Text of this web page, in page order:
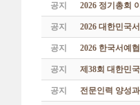
공지 2026 정기총회
공지 2026 대한민국
공지 2026 한국서예
공지 제38회 대한민
공지 전문인력 양성